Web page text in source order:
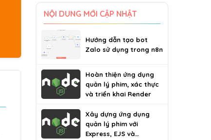
NỘI DUNG MỚI CẬP NHẬT
Hướng dẫn tạo bot
Zalo sử dụng trong n8n
Hoàn thiện ứng dụng
quản lý phim, xác thực
và triển khai Render
Xây dựng ứng dụng
quản lý phim với
Express, EJS và